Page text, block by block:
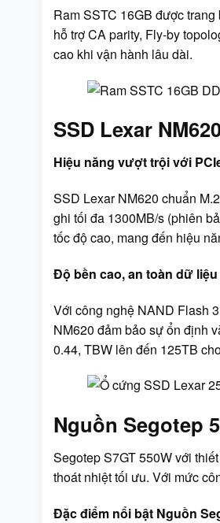
Ram SSTC 16GB được
hỗ trợ CA parity, Fly-by
cao khi vận hành lâu dài.
SSD Lexar
Hiệu năng vượt trội với
SSD Lexar NM620 chuẩn
ghi tối đa 1300MB/s (phiên
tốc độ cao, mang đến hiệu
Độ bền cao, an toàn dữ liệu
Với công nghệ NAND Flash
NM620 đảm bảo sự ổn định
0.44, TBW lên đến 125TB
Nguồn Segotep
Segotep S7GT 550W với
thoát nhiệt tối ưu. Với mức
Đặc điểm nổi bật Nguồn